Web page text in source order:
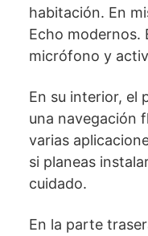
habitación. En
Echo modernos.
micrófono y
En su interior, el
una navegación
varias
si planeas
cuidado.
En la parte